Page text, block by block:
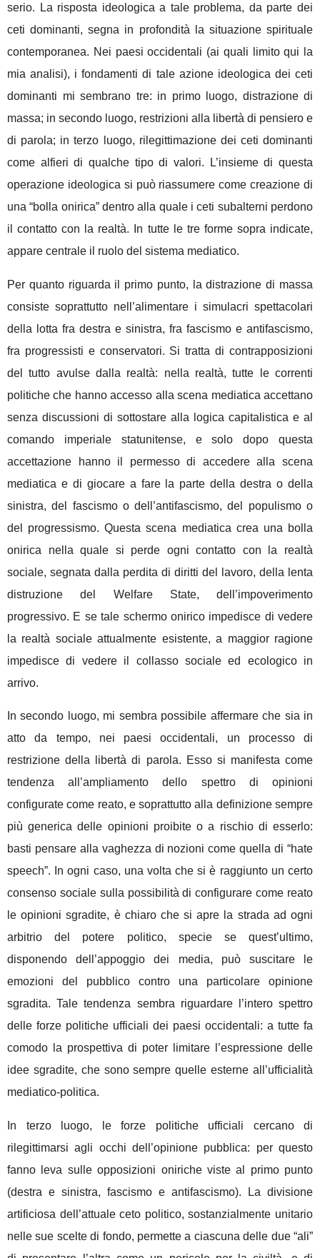
serio. La risposta ideologica a tale problema, da parte dei
ceti dominanti, segna in profondità la situazione spirituale
contemporanea. Nei paesi occidentali (ai quali limito qui la
mia analisi), i fondamenti di tale azione ideologica dei ceti
dominanti mi sembrano tre: in primo luogo, distrazione di
massa; in secondo luogo, restrizioni alla libertà di pensiero e
di parola; in terzo luogo, rilegittimazione dei ceti dominanti
come alfieri di qualche tipo di valori. L’insieme di questa
operazione ideologica si può riassumere come creazione di
una “bolla onirica” dentro alla quale i ceti subalterni perdono
il contatto con la realtà. In tutte le tre forme sopra indicate,
appare centrale il ruolo del sistema mediatico.
Per quanto riguarda il primo punto, la distrazione di massa
consiste soprattutto nell’alimentare i simulacri spettacolari
della lotta fra destra e sinistra, fra fascismo e antifascismo,
fra progressisti e conservatori. Si tratta di contrapposizioni
del tutto avulse dalla realtà: nella realtà, tutte le correnti
politiche che hanno accesso alla scena mediatica accettano
senza discussioni di sottostare alla logica capitalistica e al
comando imperiale statunitense, e solo dopo questa
accettazione hanno il permesso di accedere alla scena
mediatica e di giocare a fare la parte della destra o della
sinistra, del fascismo o dell’antifascismo, del populismo o
del progressismo. Questa scena mediatica crea una bolla
onirica nella quale si perde ogni contatto con la realtà
sociale, segnata dalla perdita di diritti del lavoro, della lenta
distruzione del Welfare State, dell’impoverimento
progressivo. E se tale schermo onirico impedisce di vedere
la realtà sociale attualmente esistente, a maggior ragione
impedisce di vedere il collasso sociale ed ecologico in
arrivo.
In secondo luogo, mi sembra possibile affermare che sia in
atto da tempo, nei paesi occidentali, un processo di
restrizione della libertà di parola. Esso si manifesta come
tendenza all’ampliamento dello spettro di opinioni
configurate come reato, e soprattutto alla definizione sempre
più generica delle opinioni proibite o a rischio di esserlo:
basti pensare alla vaghezza di nozioni come quella di “hate
speech”. In ogni caso, una volta che si è raggiunto un certo
consenso sociale sulla possibilità di configurare come reato
le opinioni sgradite, è chiaro che si apre la strada ad ogni
arbitrio del potere politico, specie se quest’ultimo,
disponendo dell’appoggio dei media, può suscitare le
emozioni del pubblico contro una particolare opinione
sgradita. Tale tendenza sembra riguardare l’intero spettro
delle forze politiche ufficiali dei paesi occidentali: a tutte fa
comodo la prospettiva di poter limitare l’espressione delle
idee sgradite, che sono sempre quelle esterne all’ufficialità
mediatico-politica.
In terzo luogo, le forze politiche ufficiali cercano di
rilegittimarsi agli occhi dell’opinione pubblica: per questo
fanno leva sulle opposizioni oniriche viste al primo punto
(destra e sinistra, fascismo e antifascismo). La divisione
artificiosa dell’attuale ceto politico, sostanzialmente unitario
nelle sue scelte di fondo, permette a ciascuna delle due “ali”